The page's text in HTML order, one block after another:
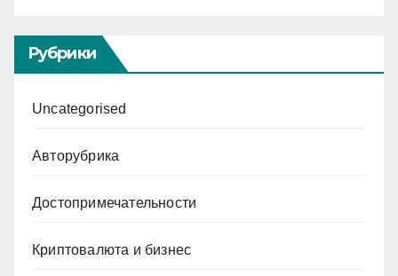
Рубрики
Uncategorised
Авторубрика
Достопримечательности
Криптовалюта и бизнес